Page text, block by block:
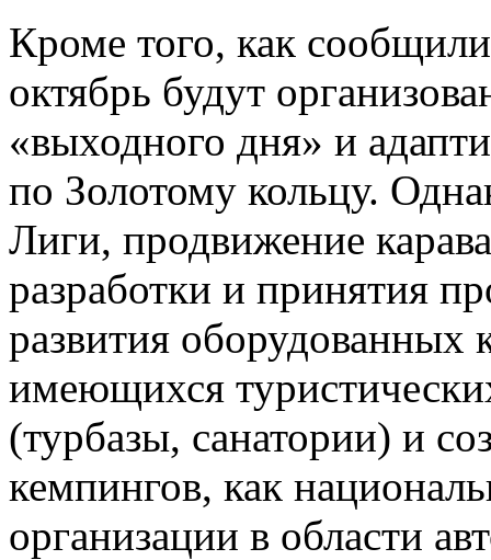
Кроме того, как
октябрь будут
«выходного дня» и
по Золотому кольцу.
Лиги, продвижение
разработки и принятия
развития оборудованных
имеющихся
(турбазы, санатории) и
кемпингов, как
организации в области